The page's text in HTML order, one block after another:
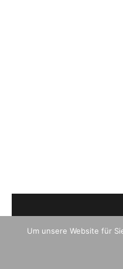
Um unsere Website für